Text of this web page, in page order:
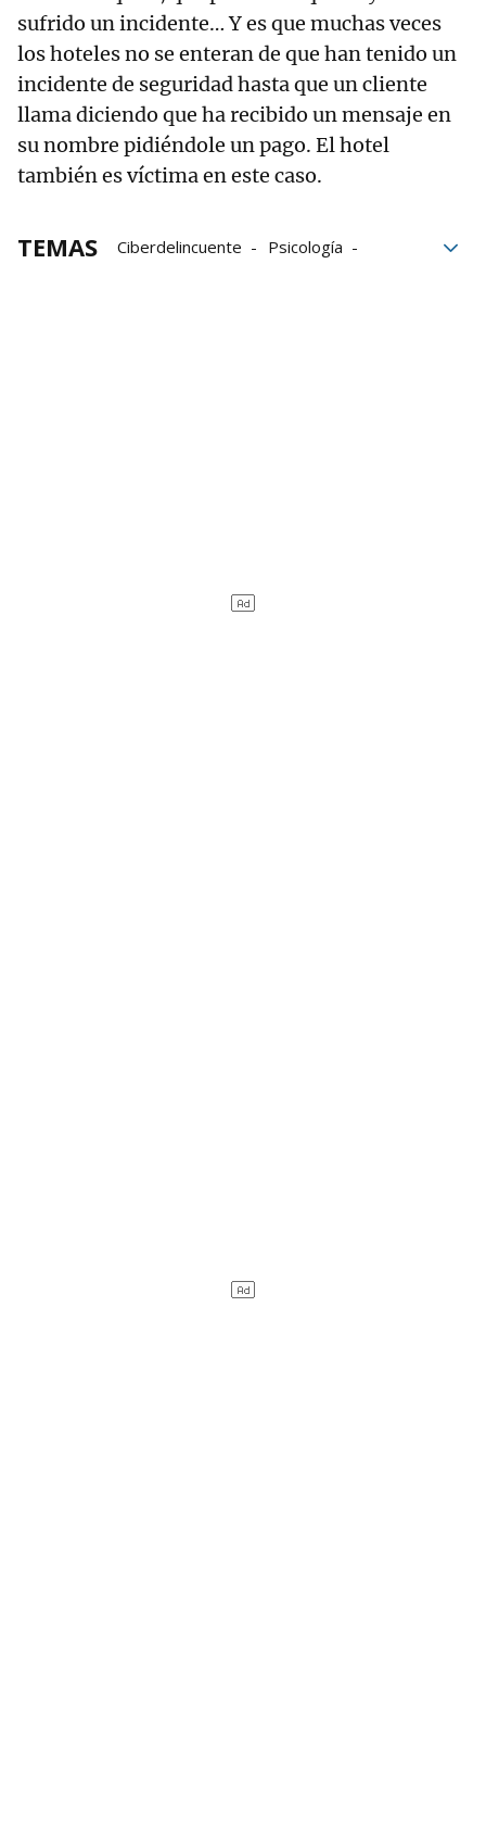
sufrido un incidente… Y es que muchas veces
los hoteles no se enteran de que han tenido un
incidente de seguridad hasta que un cliente
llama diciendo que ha recibido un mensaje en
su nombre pidiéndole un pago. El hotel
también es víctima en este caso.
TEMAS Ciberdelincuente
Psicología